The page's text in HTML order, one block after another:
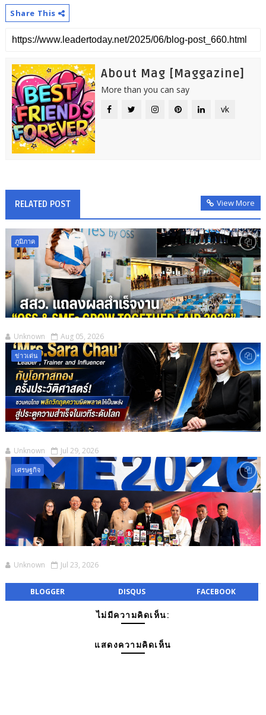
Share This
About Mag [Maggazine]
More than you can say
vk
RELATED POST View More
ภูมิภาค
Unknown Aug 05, 2026
ข่าวเด่น
Unknown Jul 29, 2026
เศรษฐกิจ
Unknown Jul 23, 2026
BLOGGER DISQUS FACEBOOK
ไม่มีความคิดเห็น:
แสดงความคิดเห็น